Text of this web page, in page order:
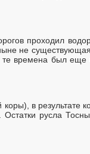
проходил
не существующая
те времена был еще
в результате
Остатки русла